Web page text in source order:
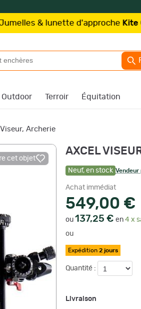
d'approcheKite Optics à
Outdoor Terroir Équitation
Archerie
cet objet
AXCEL
Neuf, en stock Vendeur
Achat immédiat
549,00 €
ou 137,25 € en 4 x
ou
Expédition 2 jours
Quantité :
Livraison